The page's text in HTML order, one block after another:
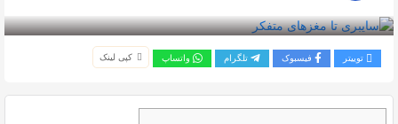
توییتر فیسبوک تلگرام واتساپ کپی لینک